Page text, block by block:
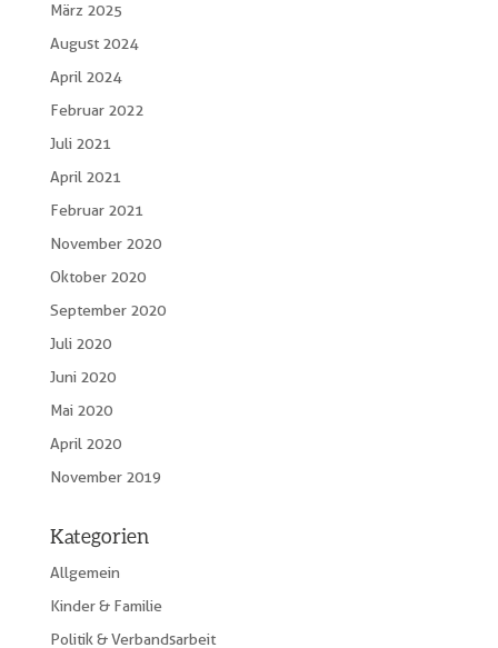
März 2025
August 2024
April 2024
Februar 2022
Juli 2021
April 2021
Februar 2021
November 2020
Oktober 2020
September 2020
Juli 2020
Juni 2020
Mai 2020
April 2020
November 2019
Kategorien
Allgemein
Kinder & Familie
Politik & Verbandsarbeit